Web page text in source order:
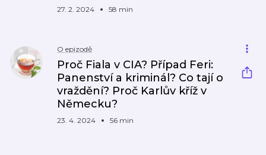
27. 2. 2024 58 min
O epizodě
Proč Fiala v CIA? Případ Feri:
Panenství a kriminál? Co tají o
vraždění? Proč Karlův kříž v
Německu?
23. 4. 2024 56 min